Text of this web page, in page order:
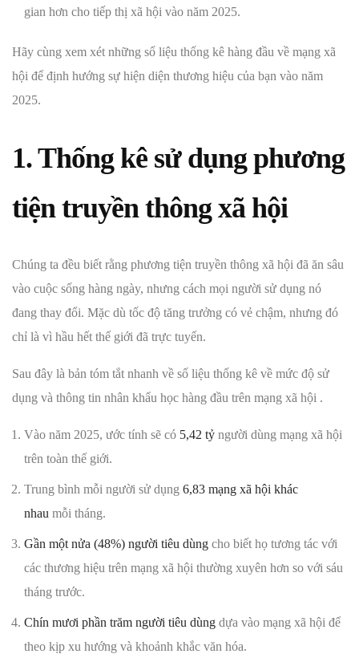
gian hơn cho tiếp thị xã hội vào năm 2025.
Hãy cùng xem xét những số liệu thống kê hàng đầu về mạng xã
hội để định hướng sự hiện diện thương hiệu của bạn vào năm
2025.
1. Thống kê sử dụng phương
tiện truyền thông xã hội
Chúng ta đều biết rằng phương tiện truyền thông xã hội đã ăn sâu
vào cuộc sống hàng ngày, nhưng cách mọi người sử dụng nó
đang thay đổi. Mặc dù tốc độ tăng trưởng có vẻ chậm, nhưng đó
chỉ là vì hầu hết thế giới đã trực tuyến.
Sau đây là bản tóm tắt nhanh về số liệu thống kê về mức độ sử
dụng và thông tin nhân khẩu học hàng đầu trên mạng xã hội .
Vào năm 2025, ước tính sẽ có 5,42 tỷ người dùng mạng xã hội
trên toàn thế giới.
Trung bình mỗi người sử dụng 6,83 mạng xã hội khác
nhau mỗi tháng.
Gần một nửa (48%) người tiêu dùng cho biết họ tương tác với
các thương hiệu trên mạng xã hội thường xuyên hơn so với sáu
tháng trước.
Chín mươi phần trăm người tiêu dùng dựa vào mạng xã hội để
theo kịp xu hướng và khoảnh khắc văn hóa.